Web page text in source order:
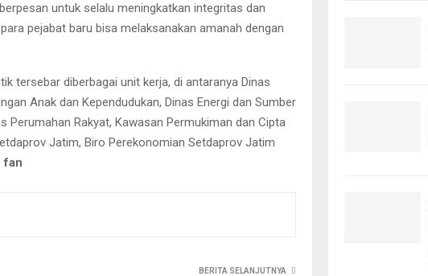
untuk selalu meningkatkan integritas dan
pejabat baru bisa melaksanakan amanah dengan
tersebar diberbagai unit kerja, di antaranya Dinas
Anak dan Kependudukan, Dinas Energi dan Sumber
Perumahan Rakyat, Kawasan Permukiman dan Cipta
Jatim, Biro Perekonomian Setdaprov Jatim
fan
BERITA SELANJUTNYA